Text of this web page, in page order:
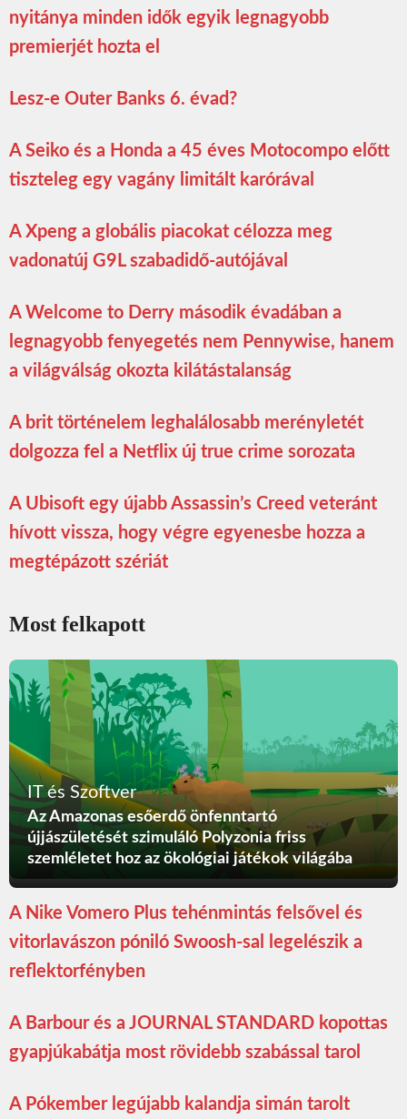
nyitánya minden idők egyik legnagyobb
premierjét hozta el
Lesz-e Outer Banks 6. évad?
A Seiko és a Honda a 45 éves Motocompo előtt
tiszteleg egy vagány limitált karórával
A Xpeng a globális piacokat célozza meg
vadonatúj G9L szabadidő-autójával
A Welcome to Derry második évadában a
legnagyobb fenyegetés nem Pennywise, hanem
a világválság okozta kilátástalanság
A brit történelem leghalálosabb merényletét
dolgozza fel a Netflix új true crime sorozata
A Ubisoft egy újabb Assassin’s Creed veteránt
hívott vissza, hogy végre egyenesbe hozza a
megtépázott szériát
Most felkapott
IT és Szoftver
Az Amazonas esőerdő önfenntartó
újjászületését szimuláló Polyzonia friss
szemléletet hoz az ökológiai játékok világába
A Nike Vomero Plus tehénmintás felsővel és
vitorlavászon póniló Swoosh-sal legelészik a
reflektorfényben
A Barbour és a JOURNAL STANDARD kopottas
gyapjúkabátja most rövidebb szabással tarol
A Pókember legújabb kalandja simán tarolt